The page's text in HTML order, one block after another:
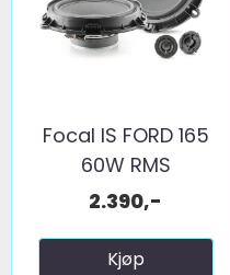
Focal IS FORD 165
60W RMS
2.390,-
Kjøp